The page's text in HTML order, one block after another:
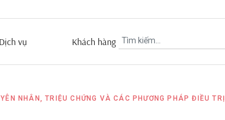
Dịch vụ Khách hàng
NHÂN, TRIỆU CHỨNG VÀ CÁC PHƯƠNG PHÁP ĐIỀU TRỊ